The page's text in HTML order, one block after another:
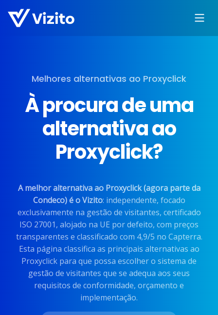
Melhores alternativas ao Proxyclick
À procura de uma
alternativa ao
Proxyclick?
A melhor alternativa ao Proxyclick (agora parte da
Condeco) é o Vizito: independente, focado
exclusivamente na gestão de visitantes, certificado
ISO 27001, alojado na UE por defeito, com preços
transparentes e classificado com 4,9/5 no Capterra.
Esta página classifica as principais alternativas ao
Proxyclick para que possa escolher o sistema de
gestão de visitantes que se adequa aos seus
requisitos de conformidade, orçamento e
implementação.